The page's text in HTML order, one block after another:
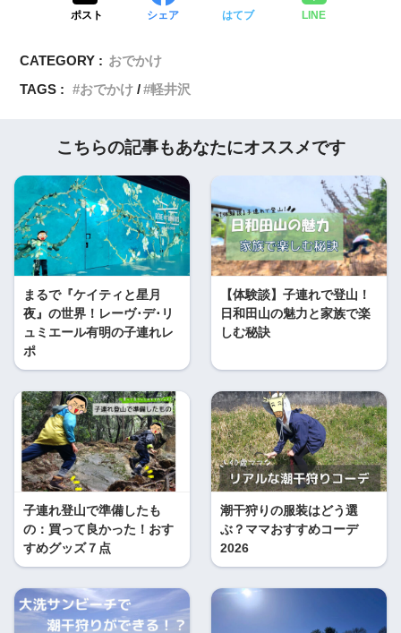
ポスト シェア はてブ LINE
CATEGORY : おでかけ
TAGS :
おでかけ 軽井沢
こちらの記事もあなたにオススメです
まるで『ケイティと星月
夜』の世界！レーヴ･デ･リ
ュミエール有明の子連れレ
ポ
【体験談】子連れで登山！
日和田山の魅力と家族で楽
しむ秘訣
子連れ登山で準備したも
の：買って良かった！おす
すめグッズ７点
潮干狩りの服装はどう選
ぶ？ママおすすめコーデ
2026